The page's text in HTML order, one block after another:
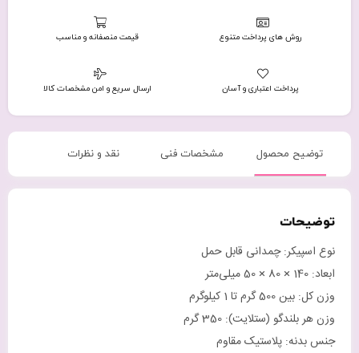
روش های پرداخت متنوع قیمت منصفانه و مناسب
پرداخت اعتباری و آسان ارسال سریع و امن مشخصات کالا
توضیح محصول مشخصات فنی نقد و نظرات
توضیحات
نوع اسپیکر: چمدانی قابل حمل
ابعاد: 140 × 80 × 50 میلی‌متر
وزن کل: بین 500 گرم تا 1 کیلوگرم
وزن هر بلندگو (ستلایت): 350 گرم
جنس بدنه: پلاستیک مقاوم